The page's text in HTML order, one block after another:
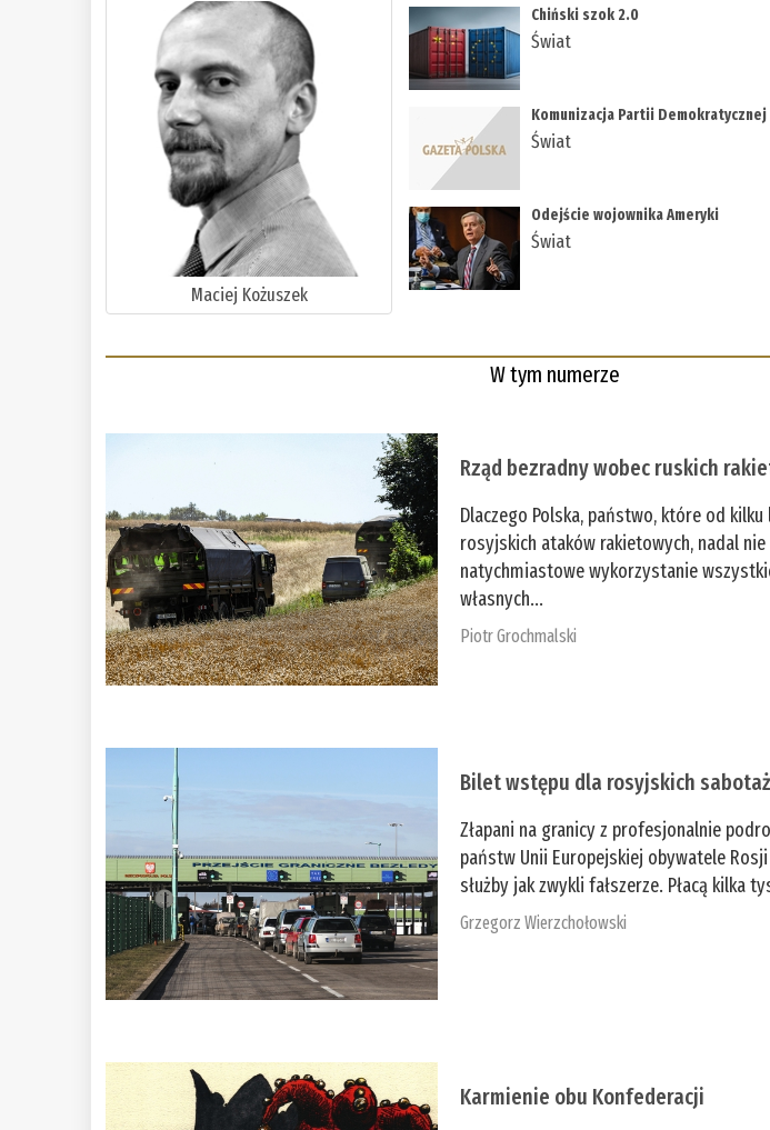
Maciej Kożuszek
Chiński szok 2.0
Świat
Komunizacja Partii Demokratycznej
Świat
Odejście wojownika Ameryki
Świat
W tym numerze
Rząd bezradny wobec ruskich
Dlaczego Polska, państwo, które od
rosyjskich ataków rakietowych, nadal
natychmiastowe wykorzystanie
własnych...
Piotr Grochmalski
Bilet wstępu dla rosyjskich
Złapani na granicy z profesjonalnie
państw Unii Europejskiej obywatele
służby jak zwykli fałszerze. Płacą kilka
Grzegorz Wierzchołowski
Karmienie obu Konfederacji